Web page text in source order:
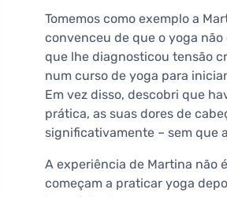
Tomemos como exemplo a
convenceu de que o yoga
que lhe diagnosticou tensão
num curso de yoga para
Em vez disso, descobri que
prática, as suas dores de
significativamente – sem que
A experiência de Martina não
começam a praticar yoga